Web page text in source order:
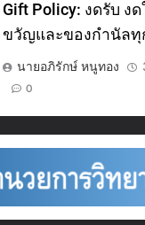
Gift Policy: งดรับ ง
ขวัญและของกำนัล
นายอภิรักษ์ หนูทอง
0